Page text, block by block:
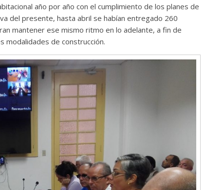
año por año con el cumplimiento de los planes de
del presente, hasta abril se habían entregado 260
mantener ese mismo ritmo en lo adelante, a fin de
modalidades de construcción.